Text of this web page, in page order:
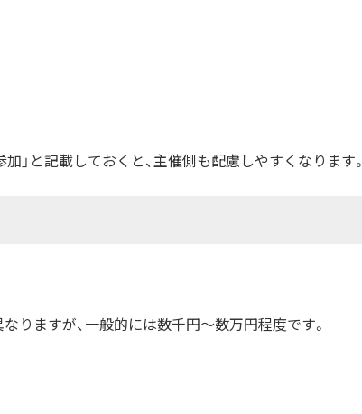
」と記載しておくと、主催側も配慮しやすくなります。
りますが、一般的には数千円〜数万円程度です。